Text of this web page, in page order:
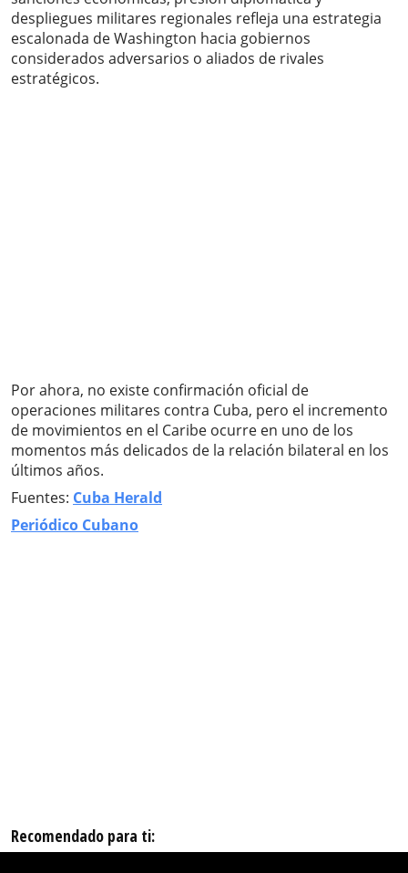
despliegues militares regionales refleja una estrategia
escalonada de Washington hacia gobiernos
considerados adversarios o aliados de rivales
estratégicos.
Por ahora, no existe confirmación oficial de
operaciones militares contra Cuba, pero el incremento
de movimientos en el Caribe ocurre en uno de los
momentos más delicados de la relación bilateral en los
últimos años.
Fuentes: Cuba Herald
Periódico Cubano
Recomendado para ti: